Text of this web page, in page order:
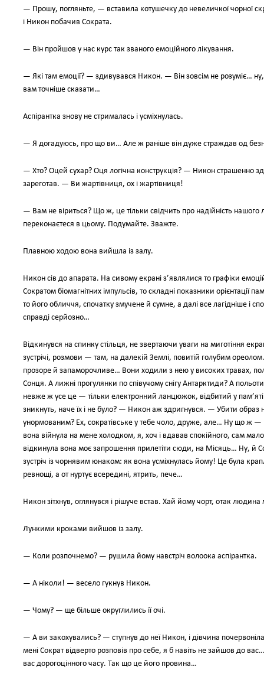
— Прошу, погляньте, — вставила котушечку до невеличкої чорної
і Никон побачив Сократа.
— Він пройшов у нас курс так званого емоційного лікування.
— Які там емоції? — здивувався Никон. — Він зовсім не розуміє…
вам точніше сказати…
Аспірантка знову не стрималась і усміхнулась.
— Я догадуюсь, про що ви… Але ж раніше він дуже страждав од
— Хто? Оцей сухар? Оця логічна конструкція? — Никон страшенно
зареготав. — Ви жартівниця, ох і жартівниця!
— Вам не віриться? Що ж, це тільки свідчить про надійність
переконаєтеся в цьому. Подумайте. Зважте.
Плавною ходою вона вийшла із залу.
Никон сів до апарата. На сивому екрані з’являлися то графіки
Сократом біомагнітних імпульсів, то складні показники орієнтації
то його обличчя, спочатку змучене й сумне, а далі все лагідніше і
справді серйозно…
Відкинувся на спинку стільця, не звертаючи уваги на миготіння
зустрічі, розмови — там, на далекій Землі, повитій голубим
прозоре й запаморочливе… Вони ходили з нею у високих травах,
Сонця. А лижні прогулянки по співучому снігу Антарктиди? А
невже ж усе це — тільки електронний ланцюжок, відбитий у
зникнуть, наче їх і не було? — Никон аж здригнувся. — Убити
унормованим? Ех, сократівське у тебе чоло, друже, але… Ну що ж
вона війнула на мене холодком, я, хоч і вдавав спокійного, сам
відкинула вона моє запрошення прилетіти сюди, на Місяць… Ну, й
зустріч із чорнявим юнаком: як вона усміхнулась йому! Це була
ревнощі, а от нуртує всередині, ятрить, пече…
Никон зітхнув, оглянувся і рішуче встав. Хай йому чорт, отак
Лункими кроками вийшов із залу.
— Коли розпочнемо? — рушила йому навстріч волоока аспірантка.
— А ніколи! — весело гукнув Никон.
— Чому? — ще більше округлились її очі.
— А ви закохувались? — ступнув до неї Никон, і дівчина
мені Сократ відверто розповів про себе, я б навіть не зайшов до
вас дорогоцінного часу. Так що це його провина…